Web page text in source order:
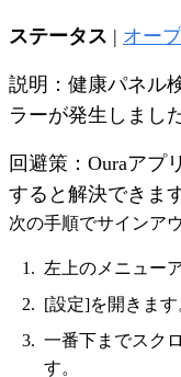
ステータス | オー
説明：健康パネル
ラーが発生しまし
回避策：Ouraアプ
すると解決できます
次の手順でサインア
左上のメニュー
[設定]を開きます
一番下までスク
す。